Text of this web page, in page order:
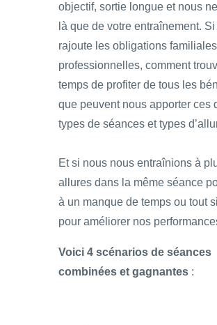
objectif, sortie longue et nous
là que de votre entraînement.
rajoute les obligations
professionnelles, comment
temps de profiter de tous les
que peuvent nous apporter ces
types de séances et types
Et si nous nous entraînions à
allures dans la même séance
à un manque de temps ou tout
pour améliorer nos
Voici 4 scénarios de séances
combinées et gagnantes :